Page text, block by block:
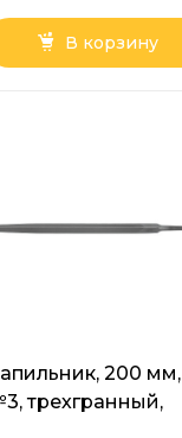
В корзину
200 мм,
трехгранный,